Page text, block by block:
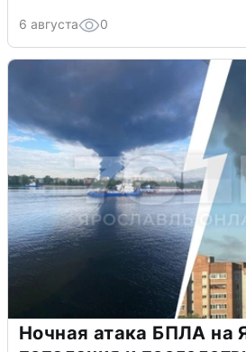
6 августа 0
Ночная атака БПЛА на